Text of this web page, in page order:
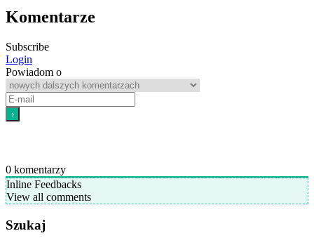
Komentarze
Subscribe
Login
Powiadom o
0 komentarzy
Inline Feedbacks
View all comments
Szukaj